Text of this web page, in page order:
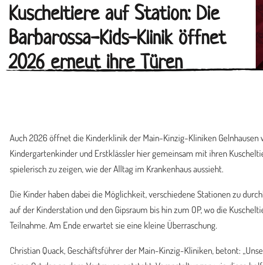
Kuscheltiere auf Station: Die
Barbarossa-Kids-Klinik öffnet
2026 erneut ihre Türen
Auch 2026 öffnet die Kinderklinik der Main-Kinzig-Kliniken Gelnhausen
Kindergartenkinder und Erstklässler hier gemeinsam mit ihren
spielerisch zu zeigen, wie der Alltag im Krankenhaus aussieht.
Die Kinder haben dabei die Möglichkeit, verschiedene Stationen zu
auf der Kinderstation und den Gipsraum bis hin zum OP, wo die
Teilnahme. Am Ende erwartet sie eine kleine Überraschung.
Christian Quack, Geschäftsführer der Main-Kinzig-Kliniken, betont: